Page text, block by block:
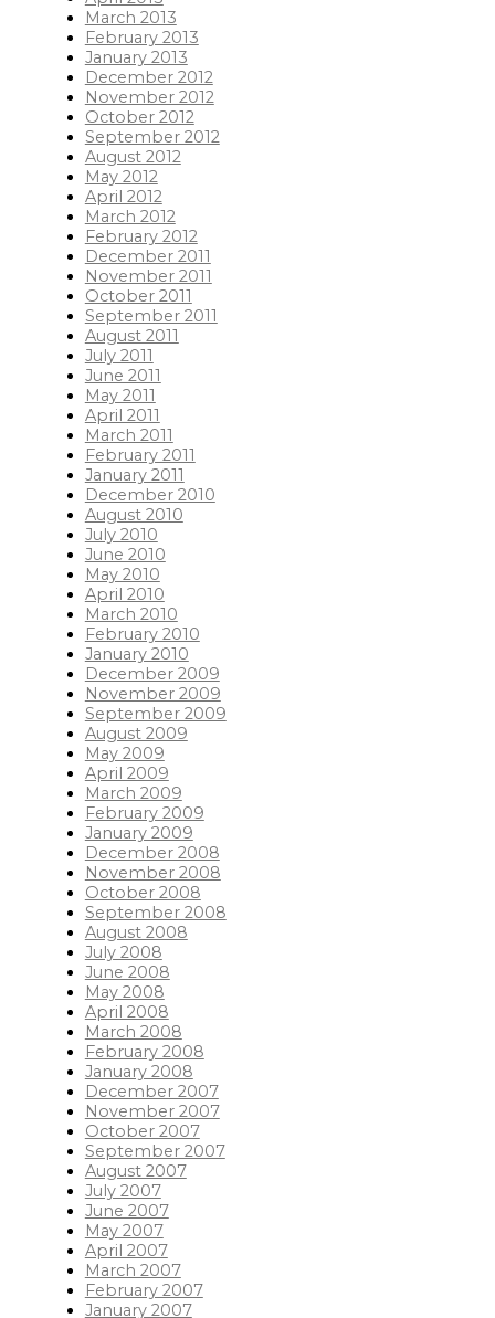
March 2013
February 2013
January 2013
December 2012
November 2012
October 2012
September 2012
August 2012
May 2012
April 2012
March 2012
February 2012
December 2011
November 2011
October 2011
September 2011
August 2011
July 2011
June 2011
May 2011
April 2011
March 2011
February 2011
January 2011
December 2010
August 2010
July 2010
June 2010
May 2010
April 2010
March 2010
February 2010
January 2010
December 2009
November 2009
September 2009
August 2009
May 2009
April 2009
March 2009
February 2009
January 2009
December 2008
November 2008
October 2008
September 2008
August 2008
July 2008
June 2008
May 2008
April 2008
March 2008
February 2008
January 2008
December 2007
November 2007
October 2007
September 2007
August 2007
July 2007
June 2007
May 2007
April 2007
March 2007
February 2007
January 2007